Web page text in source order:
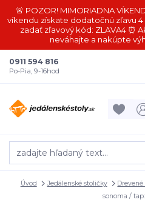
🚨 POZOR! MIMORIADNA
víkendu získate dodatočnú zľavu 4
zadať zľavový kód: ZLAVA4 ⏰
neváhajte a nakúpte
0911 594 816
Po-Pia, 9-16hod
Úvod Jedálenské stoličky
sonoma /